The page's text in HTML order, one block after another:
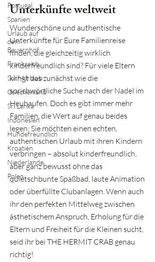
Portugal
Spanien
Urlaub auf
dem
Bauernhof
Frankreich
Surf-Urlaub
Griechenland
Sri Lanka
Indonesien
Hundefreundlich
Kroatien
Niederlande
Polen
Unterkünfte weltweit
Wunderschöne und authentische
Unterkünfte für Eure Familienreise
finden, die gleichzeitig wirklich
kinderfreundlich sind? Für viele Eltern
klingt das zunächst wie die
sprichwörtliche Suche nach der Nadel im
Heuhaufen. Doch es gibt immer mehr
Familien, die Wert auf genau beides
legen: Sie möchten einen echten,
authentischen Urlaub mit ihren Kindern
verbringen – absolut kinderfreundlich,
aber ganz bewusst ohne das
quietschbunte Spaßbad, laute Animation
oder überfüllte Clubanlagen. Wenn auch
ihr den perfekten Mittelweg zwischen
ästhetischem Anspruch, Erholung für die
Eltern und Freiheit für die Kleinen sucht,
seid ihr bei THE HERMIT CRAB genau
richtig!